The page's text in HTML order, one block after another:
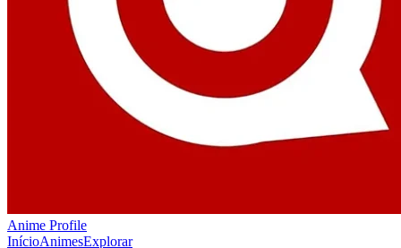
Anime Profile
InícioAnimesExplorar